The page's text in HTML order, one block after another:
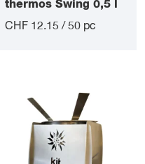
thermos Swing 0,5 l
CHF 12.15 / 50 pc